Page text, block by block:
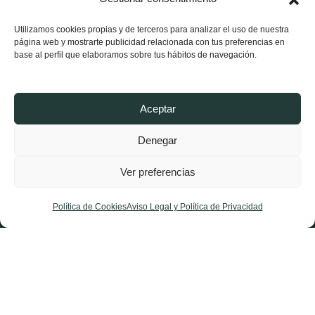
Utilizamos cookies propias y de terceros para analizar el uso de nuestra
página web y mostrarte publicidad relacionada con tus preferencias en
base al perfil que elaboramos sobre tus hábitos de navegación.
Aceptar
Denegar
Ver preferencias
Política de CookiesAviso Legal y Política de Privacidad
twitter
f